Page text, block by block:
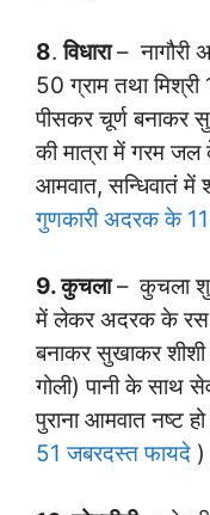
8.विधारा– नागौरी
50 ग्राम तथा
पीसकर चूर्ण बनाकर
की मात्रा में गरम
आमवात, सन्धिवातं में
गुणकारी अदरक के
9. कुचला– कुचला
में लेकर अदरक के रस
बनाकर सुखाकर
गोली) पानी के साथ
पुराना आमवात नष्ट
51 जबरदस्त फायदे )